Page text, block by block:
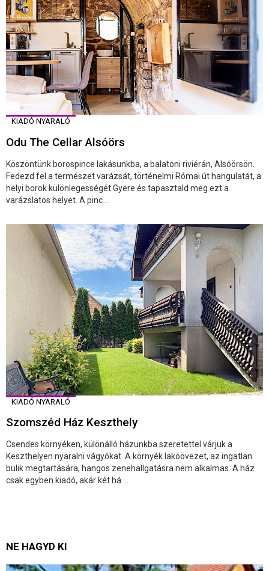
KIADÓ NYARALÓ
Odu The Cellar Alsóörs
Köszöntünk borospince lakásunkba, a balatoni riviérán, Alsóörsön.
Fedezd fel a természet varázsát, történelmi Római út hangulatát, a
helyi borok különlegességét.Gyere és tapasztald meg ezt a
varázslatos helyet. A pinc ...
KIADÓ NYARALÓ
Szomszéd Ház Keszthely
Csendes környéken, különálló házunkba szeretettel várjuk a
Keszthelyen nyaralni vágyókat. A környék lakóövezet, az ingatlan
bulik megtartására, hangos zenehallgatásra nem alkalmas. A ház
csak egyben kiadó, akár két há ...
NE HAGYD KI